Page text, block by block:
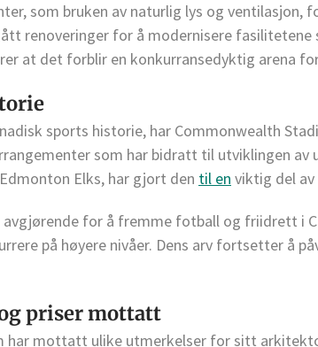
som bruken av naturlig lys og ventilasjon,
renoveringer for å modernisere fasilitetene
at det forblir en konkurransedyktig arena
sports historie, har Commonwealth
som har bidratt til utviklingen av
Elks, har gjort den til en viktig del
for å fremme fotball og friidrett i
på høyere nivåer. Dens arv fortsetter å
priser mottatt
har mottatt ulike utmerkelser for sitt